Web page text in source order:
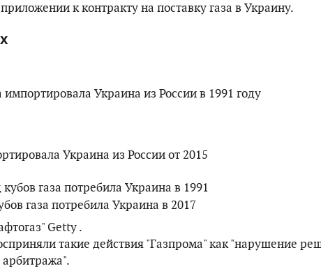
к контракту на поставку газа в Украину.
импортировала Украина из России в 1991 году
Украина из России от 2015
газа потребила Украина в 1991
газа потребила Украина в 2017
Getty .
такие действия "Газпрома" как "нарушение
арбитража".